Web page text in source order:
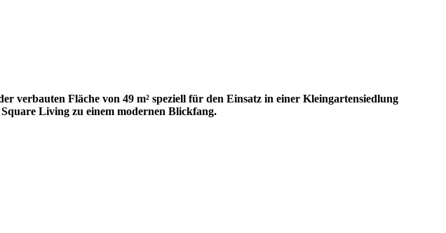
verbauten Fläche von 49 m² speziell für den Einsatz in einer Kleingartensiedlung
Living zu einem modernen Blickfang.